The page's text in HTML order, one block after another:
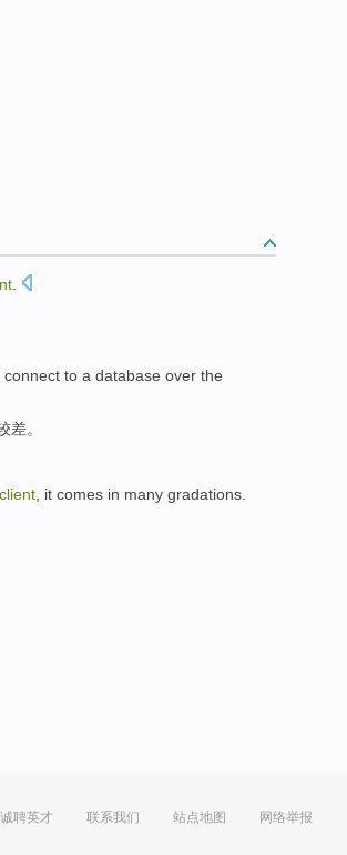
connect to a database over the
差。
client it comes in many gradations
诚聘英才 联系我们 站点地图 网络举报